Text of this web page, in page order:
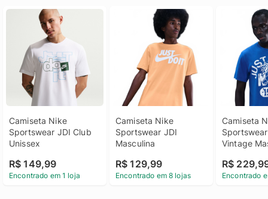
Camiseta Nike
Sportswear JDI Club
Unissex
R$ 149,99
Encontrado em 1 loja
Camiseta Nike
Sportswear JDI
Masculina
R$ 129,99
Encontrado em 8 lojas
Camiseta
Vintage
R$
Encontrado